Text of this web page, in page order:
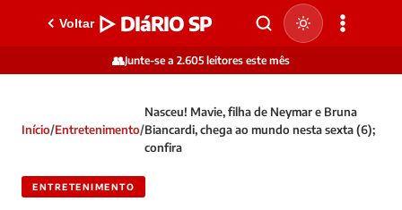
Voltar ▷ DIáRIO SP
👥Junte-se a 2.605 leitores este mês
Início/Entretenimento/
Nasceu! Mavie, filha de Neymar e Bruna
Biancardi, chega ao mundo nesta sexta (6);
confira
ENTRETENIMENTO